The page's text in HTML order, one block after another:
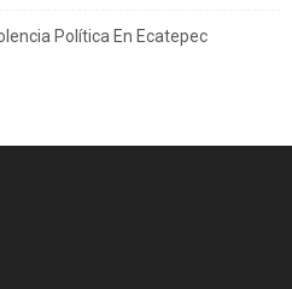
Política En Ecatepec